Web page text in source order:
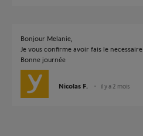
Bonjour Melanie,
Je vous confirme avoir fais le necessaire.
Bonne journée
Nicolas F. il y a 2 mois